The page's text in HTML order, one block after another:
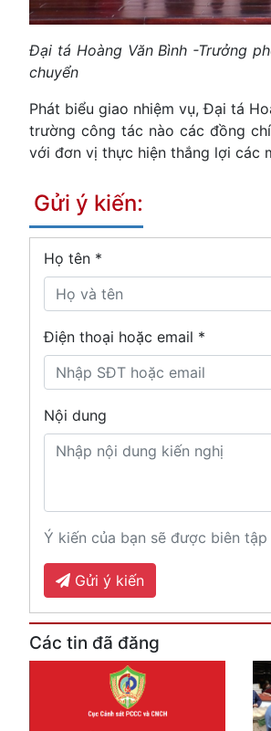
Đại tá Hoàng Văn Bình -Trưởng
chuyển
Phát biểu giao nhiệm vụ, Đại tá
trường công tác nào các đồng
với đơn vị thực hiện thắng lợi các
Gửi ý kiến:
Họ tên *
Điện thoại hoặc email *
Nội dung
Ý kiến của bạn sẽ được biên
Gửi ý kiến
Các tin đã đăng